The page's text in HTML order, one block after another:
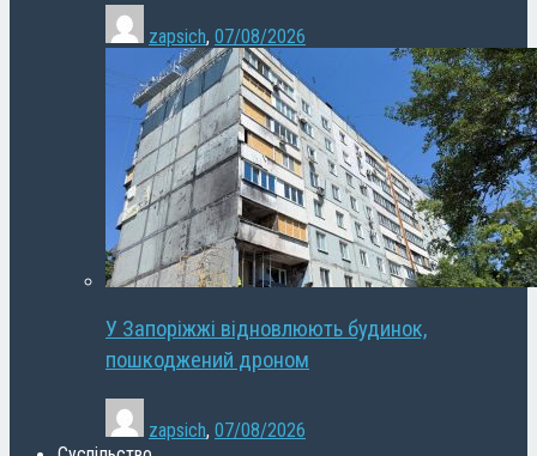
zapsich, 07/08/2026
У Запоріжжі відновлюють будинок,
пошкоджений дроном
zapsich, 07/08/2026